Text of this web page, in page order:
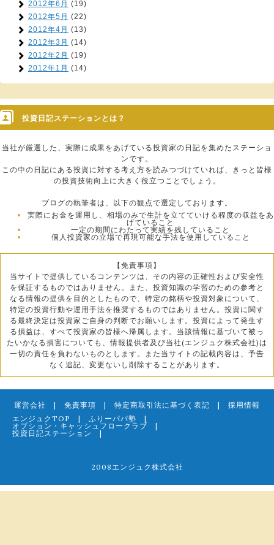
2012年6月 (19)
2012年5月 (22)
2012年4月 (13)
2012年3月 (14)
2012年2月 (19)
2012年1月 (14)
投資日記ステーションとは？
当社が厳選した、実際に成果をあげている投資家の日記を集めたステーショ
ンです。
この中の日記にある投資に対する考え方を読みつづけていれば、きっと皆様
の投資技術向上に大きく役立つことでしょう。
ブログの執筆者は、以下の観点で選定しております。
実際にお金を運用し、相場のみで生計を立てていける程度の収益をあ
げていること
一定の期間にわたって実績を残していること
個人投資家の立場で再現可能な手法を使用していること
【免責事項】
当サイトで提供しているコンテンツは、その内容の正確性および安全性
を保証するものではありません。また、投資知識の学習のための参考と
なる情報の提供を目的としたもので、特定の銘柄や投資対象について、
特定の投資行動や運用手法を推奨するものではありません。投資に関す
る最終決定は投資家ご自身の判断でお願いします。投資によって発生す
る損益は、すべて投資家の皆様へ帰属します。当該情報に基づいて被っ
たいかなる損害についても、情報提供者及び当社(エンジュク株式会社)は
一切の責任を負わないものとします。また当サイトの記載内容は、予告
なく追記、変更ないし削除することがあります。
運営会社 | 免責事項 | 特定商取引法に基づく表記 | 採用情報
エンジュクTOP
| ふりーパパ塾 |
オプション・キャッシュフロークラブ |
投資日記ステーション
|
2008エンジュク株式会社